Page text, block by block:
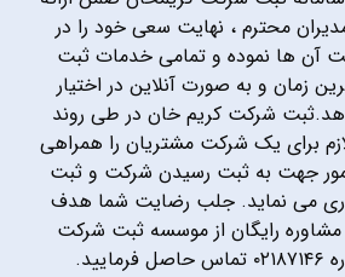
محترم ، نهایت سعی خود را در
آن ها نموده و تمامی خدمات ثبت
زمان و به صورت آنلاین در اختیار
شرکت کریم خان در طی روند
برای یک شرکت مشتریان را همراهی
جهت به ثبت رسیدن شرکت و ثبت
یاری می نماید. جلب رضایت شما هدف
رایگان از موسسه ثبت شرکت